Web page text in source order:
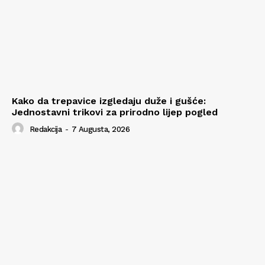
Kako da trepavice izgledaju duže i gušće:
Jednostavni trikovi za prirodno lijep pogled
Redakcija - 7 Augusta, 2026